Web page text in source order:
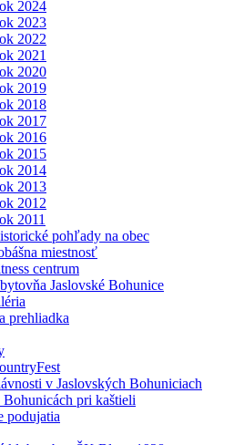
2024
2023
2022
2021
2020
2019
2018
2017
2016
2015
2014
2013
2012
2011
pohľady na obec
miestnosť
centrum
Jaslovské Bohunice
prehliadka
v Jaslovských Bohuniciach
pri kaštieli
podujatia